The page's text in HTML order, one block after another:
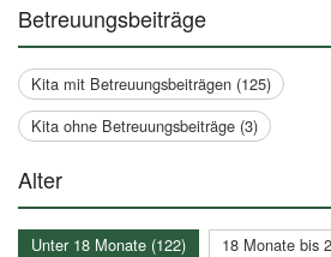
Betreuungsbeiträge
Kita mit Betreuungsbeiträgen (125)
Kita ohne Betreuungsbeiträge (3)
Alter
Unter 18 Monate (122)
18 Monate bis